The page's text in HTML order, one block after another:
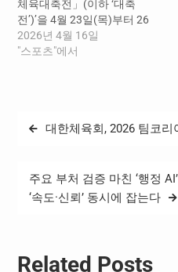
상식이 14일 오후 5시 부산
신세계백화점 센텀시티점
문화홀에서 개최됐다. 이
번…
체육대축전」(이하 ‘대축
전’)’을 4월 23일(목)부터 26
일(일)까지 4일간 경상남도
일원에서 개최한다. □ 안전
전’으로 시작된 대축전은, 생
기여하며 전국 최대의 생활
체육 스포츠 축제로 자리매
김하고 있다. 올해…
2026년 4월 16일
"스포츠"에서
글
색
대한체육회, 2026 팀코
주요 부처 검증 마친 ‘행정
‘속도·신뢰’ 동시에 잡는다
Related Posts